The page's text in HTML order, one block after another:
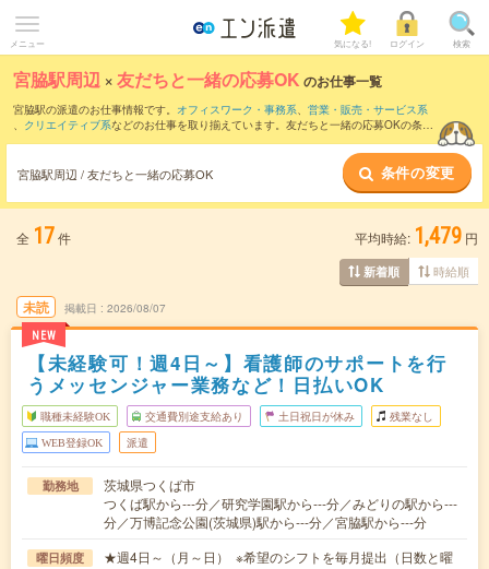
メニュー 気になる! ログイン 検索
宮脇駅周辺 ×友だちと一緒の応募OK のお仕事一覧
宮脇駅の派遣のお仕事情報です。 オフィスワーク・事務系、 営業・販売・サービス系
、 クリエイティブ系などのお仕事を取り揃えています。友だちと一緒の応募OKの条件
宮脇駅周辺 / 友だちと一緒の応募OK 条件の変更
全 17件 平均時給: 1,479 円
新着順 時給順
未読
NEW
掲載日 2026/08/07
【未経験可！週4日～】看護師のサポートを行
うメッセンジャー業務など！日払いOK
職種未経験OK 交通費別途支給あり 土日祝日が休み 残業なし
WEB登録OK 派遣
勤務地
茨城県つくば市
つくば駅から---分／研究学園駅から---分／みどりの駅から---
分／万博記念公園(茨城県)駅から---分／宮脇駅から---分
曜日頻度
★週4日～（月～日） ※希望のシフトを毎月提出（日数と曜